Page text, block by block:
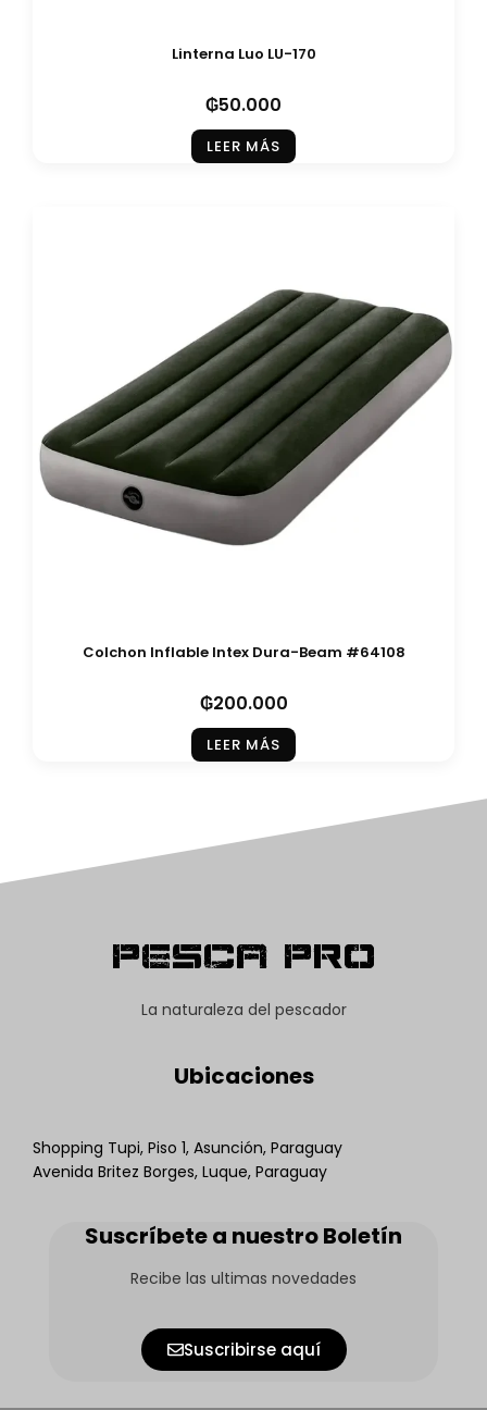
Linterna Luo LU-170
₲50.000
LEER MÁS
Colchon Inflable Intex Dura-Beam #64108
₲200.000
LEER MÁS
Pesca Pro
La naturaleza del pescador
Ubicaciones
Shopping Tupi, Piso 1, Asunción, Paraguay
Avenida Britez Borges, Luque, Paraguay
Suscríbete a nuestro Boletín
Recibe las ultimas novedades
Suscribirse aquí